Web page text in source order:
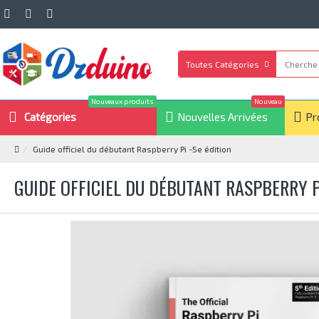
Toutes Catégories
Catégories
Nouveaux produits
Nouvelles Arrivées
Nouveau
Guide officiel du débutant Raspberry Pi -5e édition
GUIDE OFFICIEL DU DÉBUTANT